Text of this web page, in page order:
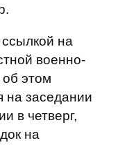
на
военно-
этом
на заседании
в четверг,
на